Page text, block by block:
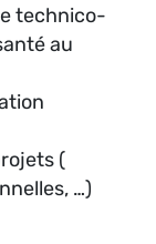
technico-
au
(
…)